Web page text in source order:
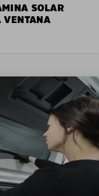
SOLAR
VENTANA